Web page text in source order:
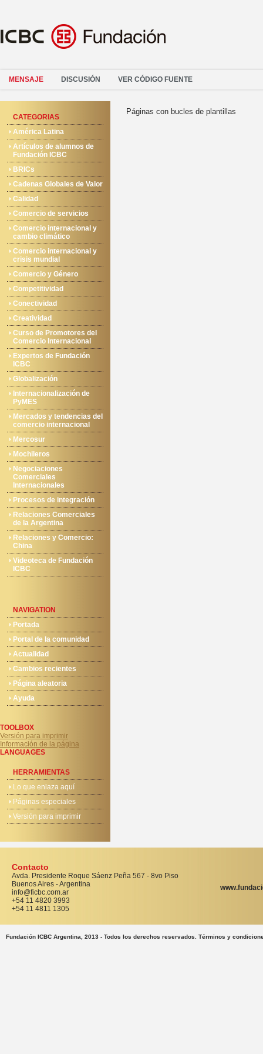
MENSAJE DISCUSIÓN VER CÓDIGO FUENTE
CATEGORIAS
América Latina
Artículos de alumnos de
Fundación ICBC
BRICs
Cadenas Globales de Valor
Calidad
Comercio de servicios
Comercio internacional y
cambio climático
Comercio internacional y
crisis mundial
Comercio y Género
Competitividad
Conectividad
Creatividad
Curso de Promotores del
Comercio Internacional
Expertos de Fundación
ICBC
Globalización
Internacionalización de
PyMES
Mercados y tendencias del
comercio internacional
Mercosur
Mochileros
Negociaciones
Comerciales
Internacionales
Procesos de integración
Relaciones Comerciales
de la Argentina
Relaciones y Comercio:
China
Videoteca de Fundación
ICBC
NAVIGATION
Portada
Portal de la comunidad
Actualidad
Cambios recientes
Página aleatoria
Ayuda
TOOLBOX
Versión para imprimir
Información de la página
LANGUAGES
HERRAMIENTAS
Lo que enlaza aquí
Páginas especiales
Versión para imprimir
Páginas con bucles de plantillas
Contacto
Avda. Presidente Roque Sáenz Peña 567 - 8vo Piso
Buenos Aires - Argentina
info@ficbc.com.ar
+54 11 4820 3993
+54 11 4811 1305
Fundación ICBC Argentina, 2013 - Todos los derechos reservados. Términos y